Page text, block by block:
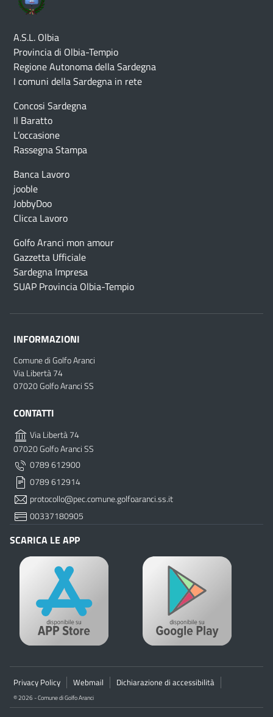
A.S.L. Olbia
Provincia di Olbia-Tempio
Regione Autonoma della Sardegna
I comuni della Sardegna in rete
Concosi Sardegna
Il Baratto
L’occasione
Rassegna Stampa
Banca Lavoro
jooble
JobbyDoo
Clicca Lavoro
Golfo Aranci mon amour
Gazzetta Ufficiale
Sardegna Impresa
SUAP Provincia Olbia-Tempio
INFORMAZIONI
Comune di Golfo Aranci
Via Libertà 74
07020 Golfo Aranci SS
CONTATTI
Via Libertà 74
07020 Golfo Aranci SS
0789 612900
0789 612914
protocollo@pec.comune.golfoaranci.ss.it
00337180905
SCARICA LE APP
Privacy Policy Webmail Dichiarazione di accessibilità
© 2026 - Comune di Golfo Aranci